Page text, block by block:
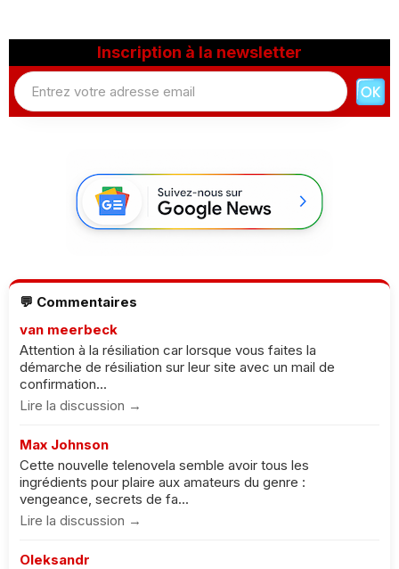
Inscription à la newsletter
💬 Commentaires
van meerbeck
Attention à la résiliation car lorsque vous faites la
démarche de résiliation sur leur site avec un mail de
confirmation...
Lire la discussion →
Max Johnson
Cette nouvelle telenovela semble avoir tous les
ingrédients pour plaire aux amateurs du genre :
vengeance, secrets de fa...
Lire la discussion →
Oleksandr